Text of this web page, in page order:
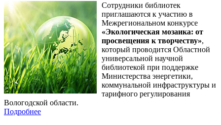
Сотрудники библиотек
приглашаются к участию в
Межрегиональном конкурсе
«Экологическая мозаика: от
просвещения к творчеству»,
который проводится Областной
универсальной научной
библиотекой при поддержке
Министерства энергетики,
коммунальной инфраструктуры и
тарифного регулирования
Вологодской области.
Подробнее